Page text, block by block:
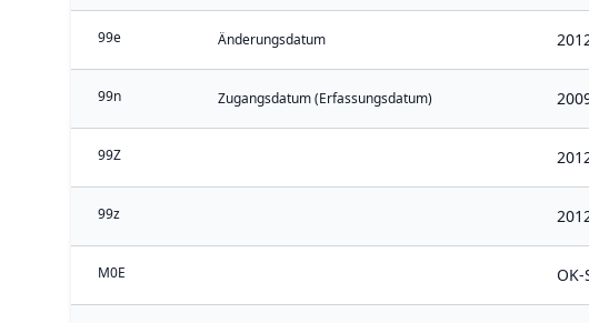
99e Änderungsdatum
99n Zugangsdatum (Erfassungsdatum)
99Z
99z
M0E